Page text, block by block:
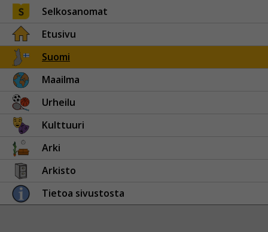
Selkosanomat
Etusivu
Suomi
Maailma
Urheilu
Kulttuuri
Arki
Arkisto
Tietoa sivustosta